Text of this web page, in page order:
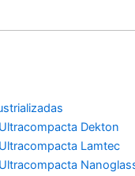
Dekton
Lamtec